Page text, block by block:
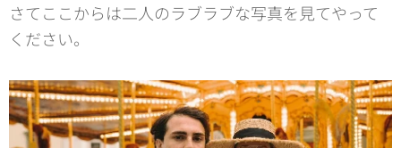
さてここからは二人のラブラブな写真を見てやって
ください。